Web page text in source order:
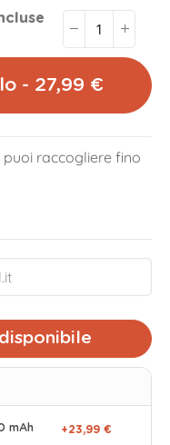
- 27,99 €
raccogliere fino
mAh +23,99 €